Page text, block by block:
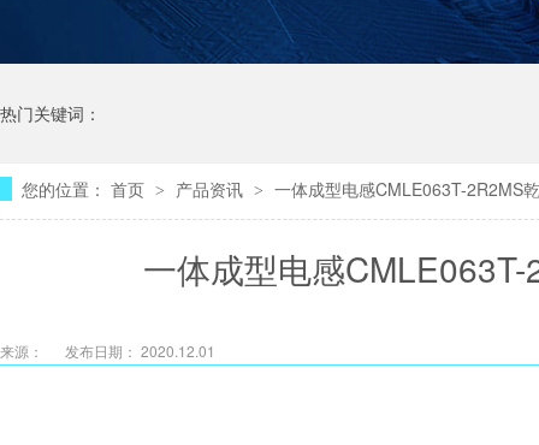
热门关键词：
您的位置： 首页 > 产品资讯 > 一体成型电感CMLE063T-
一体成型电感
来源： 发布日期： 2020.12.01